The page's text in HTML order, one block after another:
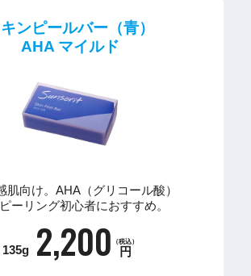
ンピールバー（青）
AHA マイルド
肌向け。AHA（グリコール酸）
ーリング初心者におすすめ。
135g 2,200 （税込）
円